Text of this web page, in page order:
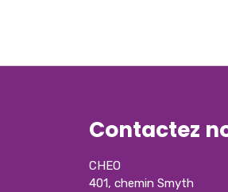
Contactez
CHEO
401, chemin Smyth